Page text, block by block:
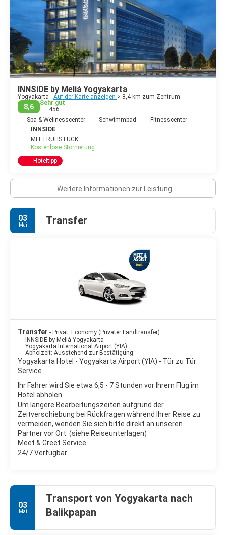
INNSiDE by Meliá Yogyakarta
Yogyakarta - Auf der Karte anzeigen > 8,4 km zum Zentrum
8,6
Sehr gut
456
Spa & Wellnesscenter
Schwimmbad
Fitnesscenter
INNSIDE
MIT FRÜHSTÜCK
Kostenlose Stornierung
Hoteltipp
Weitere Informationen zur Leistung
03
Mai Transfer
Transfer - Privat: Economy (Privater Landtransfer)
INNSiDE by Meliá Yogyakarta
Yogyakarta International Airport (YIA)
Abholzeit: Ausstehend zur Bestätigung
Yogyakarta Hotel - Yogyakarta Airport (YIA) - Tür zu Tür
Service
Ihr Fahrer wird Sie etwa 6,5 - 7 Stunden vor Ihrem Flug im
Hotel abholen.
Um längere Bearbeitungszeiten aufgrund der
Zeitverschiebung bei Rückfragen während Ihrer Reise zu
vermeiden, wenden Sie sich bitte direkt an unseren
Partner vor Ort. (siehe Reiseunterlagen)
Meet & Greet Service
24/7 Verfügbar
03
Mai
Transport von Yogyakarta nach
Balikpapan